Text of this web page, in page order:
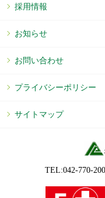
採用情報
お知らせ
お問い合わせ
プライバシーポリシー
サイトマップ
TEL:042-770-